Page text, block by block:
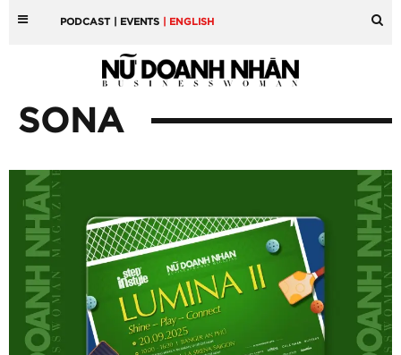
PODCAST | EVENTS | ENGLISH
SONA